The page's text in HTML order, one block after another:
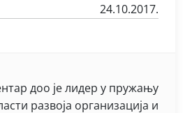
24.10.2017.
доо је лидер у пружању
развоја организација и